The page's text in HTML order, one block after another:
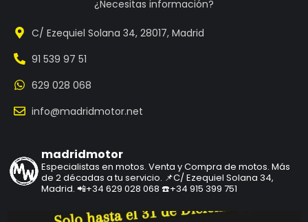
¿Necesitas información?
C/ Ezequiel Solana 34, 28017, Madrid
91 539 97 51
629 028 068
info@madridmotor.net
madridmotor
Especialistas en motos. Venta y Compra de motos. Más
de 2 décadas a tu servicio. 📌C/ Ezequiel Solana 34,
Madrid. 📲+34 629 028 068 ☎️+34 915 399 751